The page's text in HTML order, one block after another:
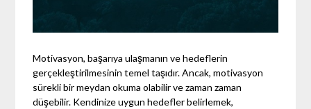
Motivasyon, başarıya ulaşmanın ve hedeflerin
gerçekleştirilmesinin temel taşıdır. Ancak, motivasyon
sürekli bir meydan okuma olabilir ve zaman zaman
düşebilir. Kendinize uygun hedefler belirlemek,